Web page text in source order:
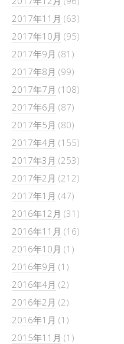
2017年11月 (63)
2017年10月 (95)
2017年9月 (81)
2017年8月 (99)
2017年7月 (108)
2017年6月 (87)
2017年5月 (80)
2017年4月 (155)
2017年3月 (253)
2017年2月 (212)
2017年1月 (47)
2016年12月 (31)
2016年11月 (16)
2016年10月 (1)
2016年9月 (1)
2016年4月 (2)
2016年2月 (2)
2016年1月 (1)
2015年11月 (1)